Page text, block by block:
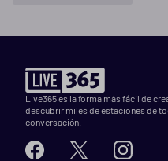
Live365 es la forma más fácil de
descubrir miles de estaciones de
conversación.